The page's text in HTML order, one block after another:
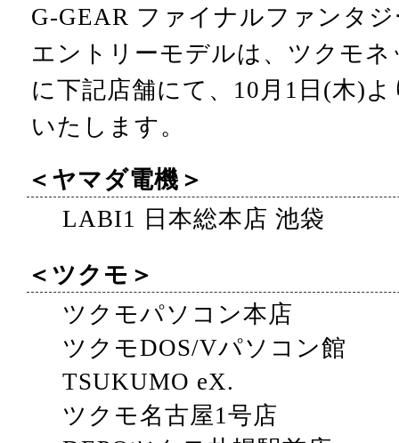
G-GEAR ファイナルファンタ
エントリーモデルは、ツクモ
に下記店舗にて、10月1日(木)
いたします。
＜ヤマダ電機＞
LABI1 日本総本店 池袋
＜ツクモ＞
ツクモパソコン本店
ツクモDOS/Vパソコン館
TSUKUMO eX.
ツクモ名古屋1号店